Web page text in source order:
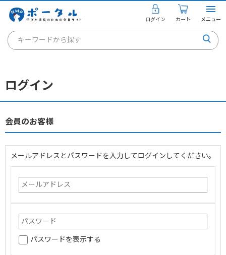
ログイン カート メニュー
キーワードから探す
通信講座
講座を探す
個人のお客様
法人のお客様
企業情報
ログイン
会員のお客様
メールアドレスとパスワードを入力してログインしてください。
パスワードを表示する